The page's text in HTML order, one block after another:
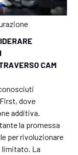
CAM
dove
additiva.
la promessa
per rivoluzionare
limitato. La